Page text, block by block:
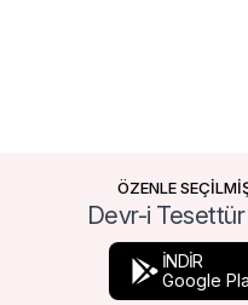
ÖZENLE
Devr-i Tesettür
İNDİR
Google